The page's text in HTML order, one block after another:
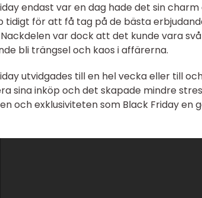
endast var en dag hade det sin
tidigt för att få tag på de bästa
var dock att det kunde vara
bli trängsel och kaos i affärerna.
utvidgades till en hel vecka eller till
sina inköp och det skapade mindre
och exklusiviteten som Black Friday en